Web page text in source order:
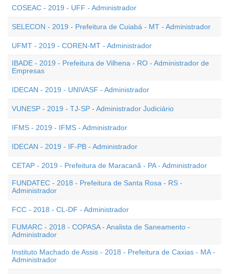
COSEAC - 2019 - UFF - Administrador
SELECON - 2019 - Prefeitura de Cuiabá - MT - Administrador
UFMT - 2019 - COREN-MT - Administrador
IBADE - 2019 - Prefeitura de Vilhena - RO - Administrador de
Empresas
IDECAN - 2019 - UNIVASF - Administrador
VUNESP - 2019 - TJ-SP - Administrador Judiciário
IFMS - 2019 - IFMS - Administrador
IDECAN - 2019 - IF-PB - Administrador
CETAP - 2019 - Prefeitura de Maracanã - PA - Administrador
FUNDATEC - 2018 - Prefeitura de Santa Rosa - RS -
Administrador
FCC - 2018 - CL-DF - Administrador
FUMARC - 2018 - COPASA - Analista de Saneamento -
Administrador
Instituto Machado de Assis - 2018 - Prefeitura de Caxias - MA -
Administrador